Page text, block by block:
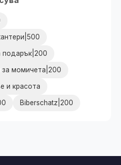
подарък|200
момичета|200
и красота
Biberschatz|200